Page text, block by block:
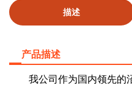
描述
产品描述
我公司 作为国内领先的